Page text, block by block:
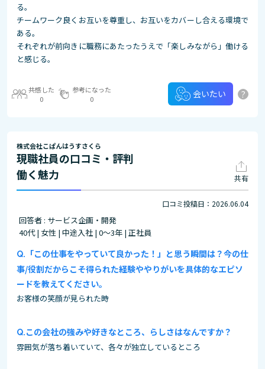
る。
チームワーク良くお互いを尊重し、お互いをカバーし合える環境で
ある。
それぞれが前向きに職務にあたったうえで「楽しみながら」働ける
と感じる。
共感した
0
参考になった
0
会いたい ?
株式会社こぱんはうすさくら
現職社員の口コミ・評判
働く魅力
共有
口コミ投稿日：2026.06.04
回答者 : サービス企画・開発
40代 | 女性 | 中途入社 | 0～3年 | 正社員
「この仕事をやっていて良かった！」と思う瞬間は？今の仕
事/役割だからこそ得られた経験ややりがいを具体的なエピソ
ードを教えてください。
お客様の笑顔が見られた時
この会社の強みや好きなところ、らしさはなんですか？
雰囲気が落ち着いていて、各々が独立しているところ